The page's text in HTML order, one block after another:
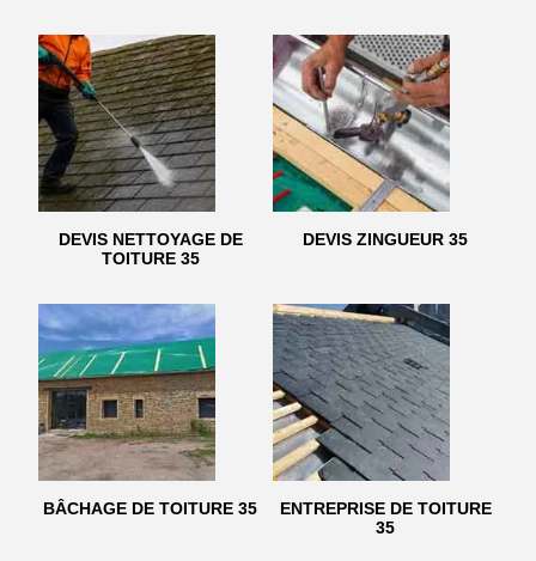
DEVIS NETTOYAGE DE
TOITURE 35
DEVIS ZINGUEUR 35
BÂCHAGE DE TOITURE 35
ENTREPRISE DE TOITURE
35